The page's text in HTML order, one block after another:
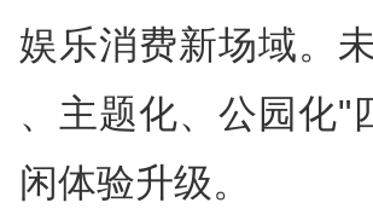
娱乐消费新场域。
、主题化、公园化"
闲体验升级。